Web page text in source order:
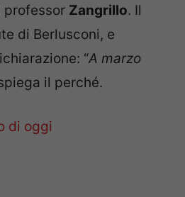
professor Zangrillo. Il
di Berlusconi, e
“A marzo
il perché.
di oggi